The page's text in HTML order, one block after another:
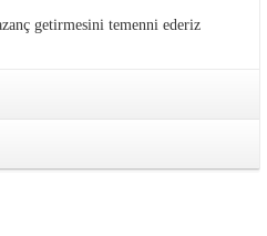
getirmesini temenni ederiz